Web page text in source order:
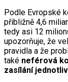
Podle Evropské
přibližně 4,6
tedy asi 12
upozorňuje, že
pravidla a že
také neférová
zasílání